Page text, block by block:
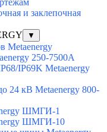
и заклепочная
▼
Metaenergy
250-7500A
IP69K Metaenergy
24 кВ Metaenergy 800-
ШМГИ-1
ШМГИ-10